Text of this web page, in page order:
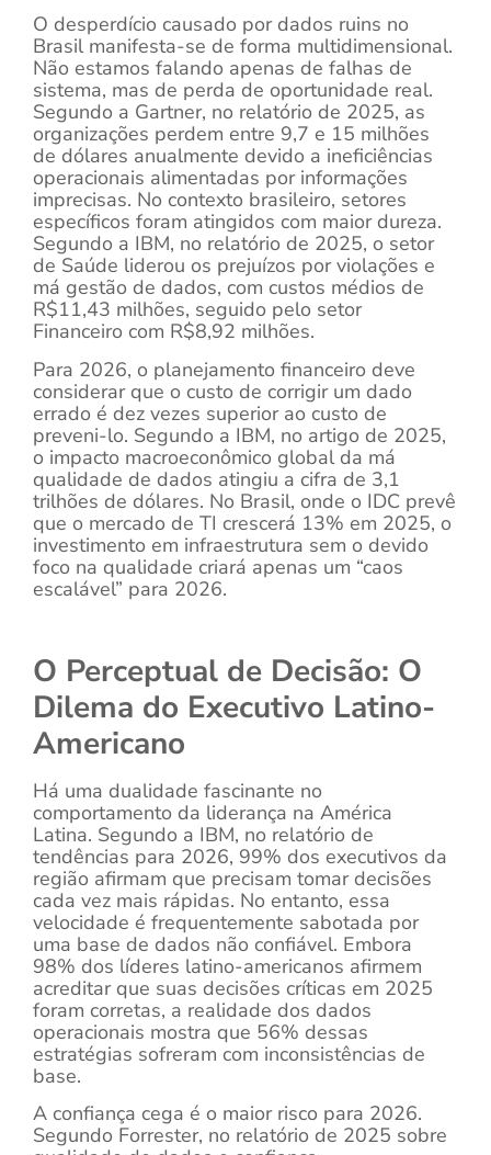
O desperdício causado por dados ruins no
Brasil manifesta-se de forma multidimensional.
Não estamos falando apenas de falhas de
sistema, mas de perda de oportunidade real.
Segundo a Gartner, no relatório de 2025, as
organizações perdem entre 9,7 e 15 milhões
de dólares anualmente devido a ineficiências
operacionais alimentadas por informações
imprecisas. No contexto brasileiro, setores
específicos foram atingidos com maior dureza.
Segundo a IBM, no relatório de 2025, o setor
de Saúde liderou os prejuízos por violações e
má gestão de dados, com custos médios de
R$11,43 milhões, seguido pelo setor
Financeiro com R$8,92 milhões.
Para 2026, o planejamento financeiro deve
considerar que o custo de corrigir um dado
errado é dez vezes superior ao custo de
preveni-lo. Segundo a IBM, no artigo de 2025,
o impacto macroeconômico global da má
qualidade de dados atingiu a cifra de 3,1
trilhões de dólares. No Brasil, onde o IDC prevê
que o mercado de TI crescerá 13% em 2025, o
investimento em infraestrutura sem o devido
foco na qualidade criará apenas um “caos
escalável” para 2026.
O Perceptual de Decisão: O
Dilema do Executivo Latino-
Americano
Há uma dualidade fascinante no
comportamento da liderança na América
Latina. Segundo a IBM, no relatório de
tendências para 2026, 99% dos executivos da
região afirmam que precisam tomar decisões
cada vez mais rápidas. No entanto, essa
velocidade é frequentemente sabotada por
uma base de dados não confiável. Embora
98% dos líderes latino-americanos afirmem
acreditar que suas decisões críticas em 2025
foram corretas, a realidade dos dados
operacionais mostra que 56% dessas
estratégias sofreram com inconsistências de
base.
A confiança cega é o maior risco para 2026.
Segundo Forrester, no relatório de 2025 sobre